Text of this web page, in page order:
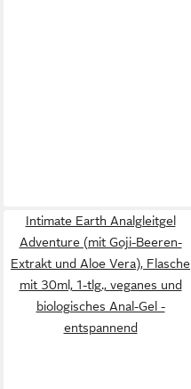
Intimate Earth Analgleitgel
Adventure (mit Goji-Beeren-
Extrakt und Aloe Vera), Flasche
mit 30ml, 1-tlg., veganes und
biologisches Anal-Gel -
entspannend